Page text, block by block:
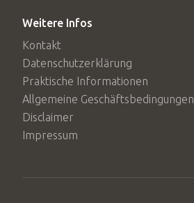
Weitere Infos
Kontakt
Datenschutzerklärung
Praktische Informationen
Allgemeine Geschäftsbedingungen
Disclaimer
Impressum